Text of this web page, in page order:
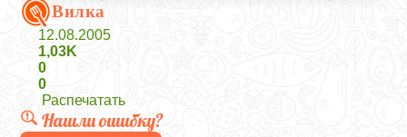
Вилка
12.08.2005
1,03K
0
0
Распечатать
Нашли ошибку?